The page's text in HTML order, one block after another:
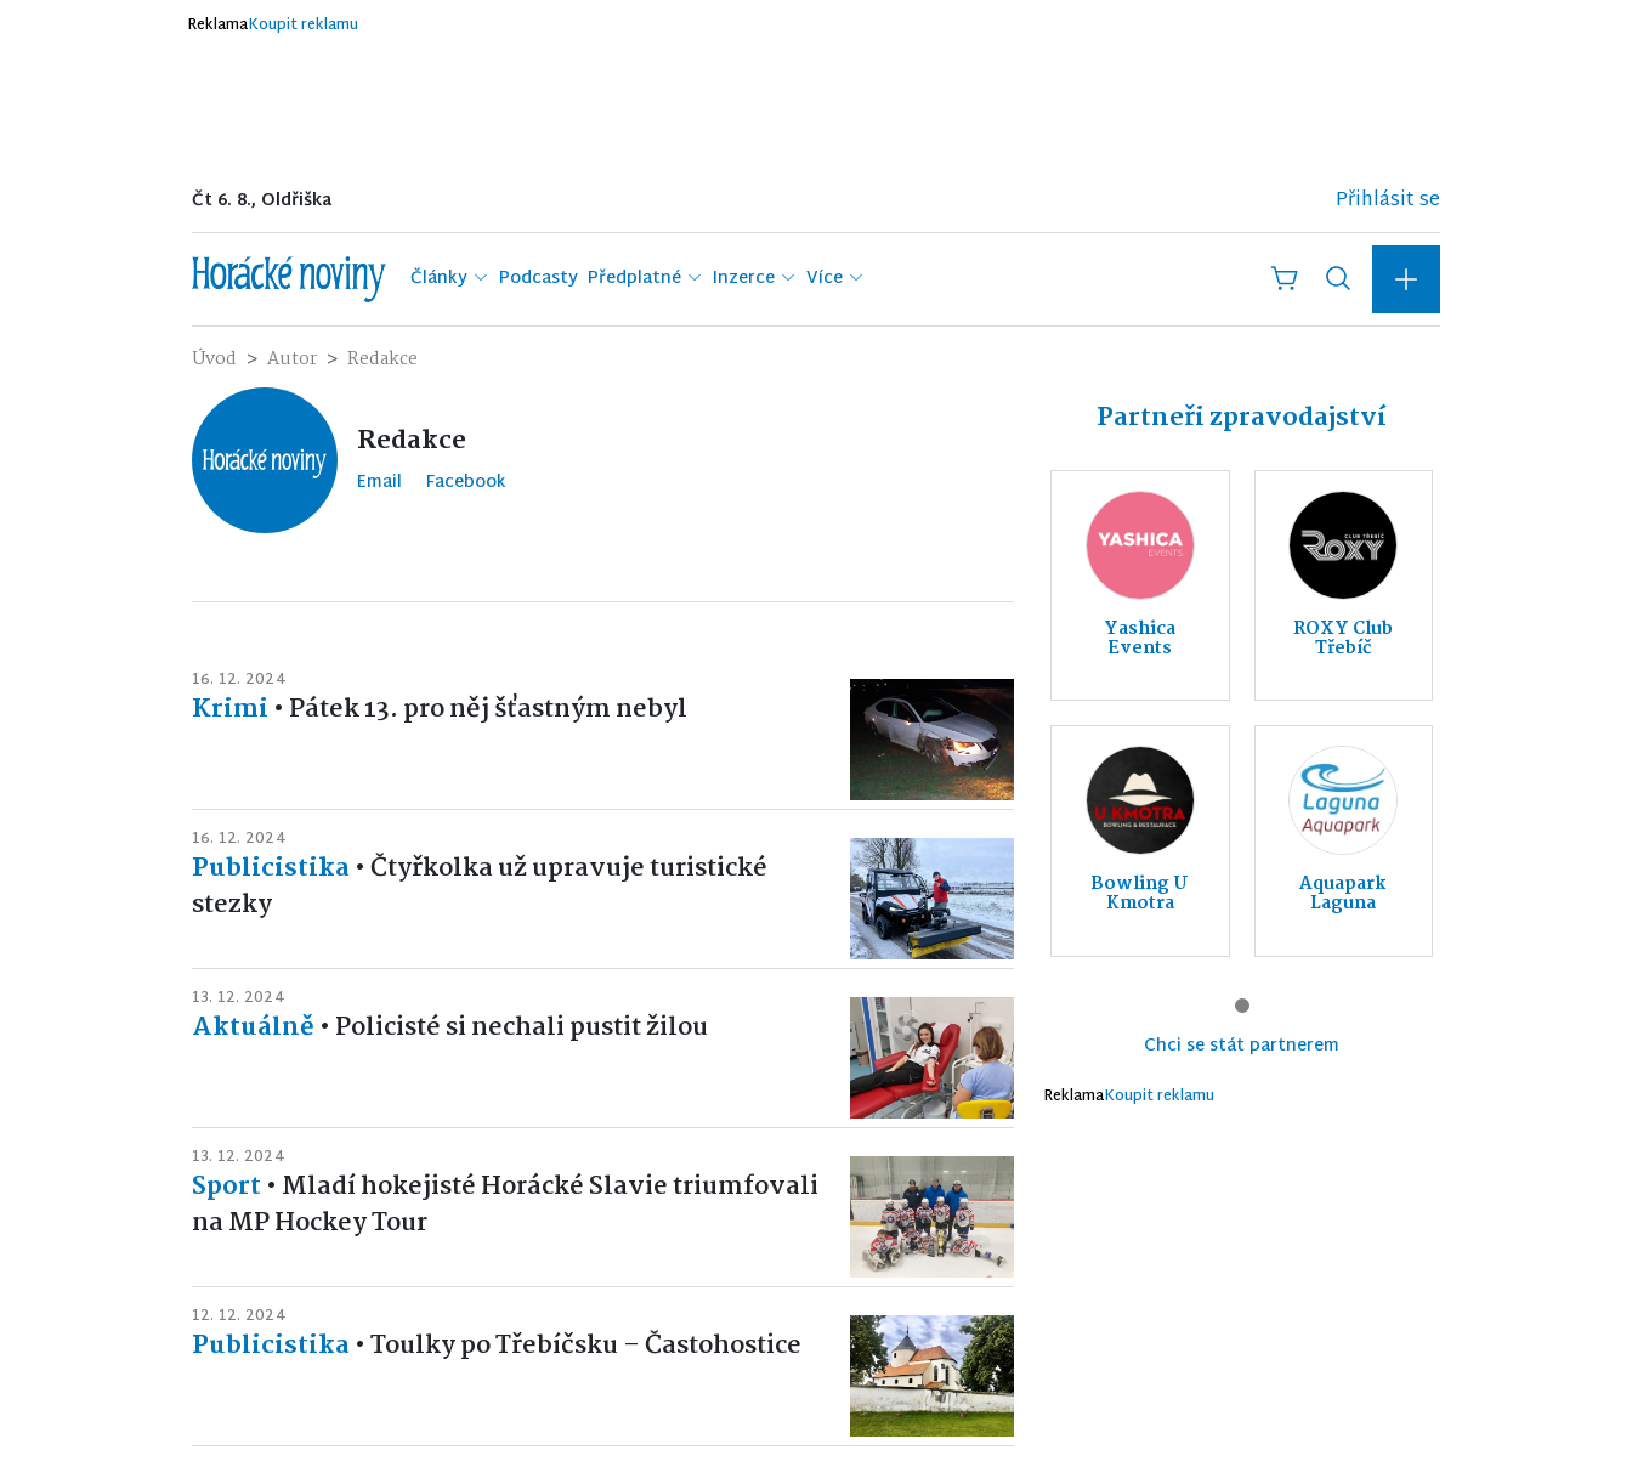
ReklamaKoupit reklamu
Čt 6. 8., Oldřiška Přihlásit se
Články Podcasty Předplatné Inzerce Více
Úvod Autor Redakce
Redakce
Email Facebook
16. 12. 2024
Krimi • Pátek 13. pro něj šťastným nebyl
16. 12. 2024
Publicistika•Čtyřkolka už upravuje turistické
stezky
13. 12. 2024
Aktuálně • Policisté si nechali pustit žilou
13. 12. 2024
Sport • Mladí hokejisté Horácké Slavie triumfovali
na MP Hockey Tour
12. 12. 2024
Publicistika•Toulky po Třebíčsku – Častohostice
Partneři zpravodajství
Yashica
Events
ROXY Club
Třebíč
Bowling U
Kmotra
Aquapark
Laguna
Chci se stát partnerem
ReklamaKoupit reklamu